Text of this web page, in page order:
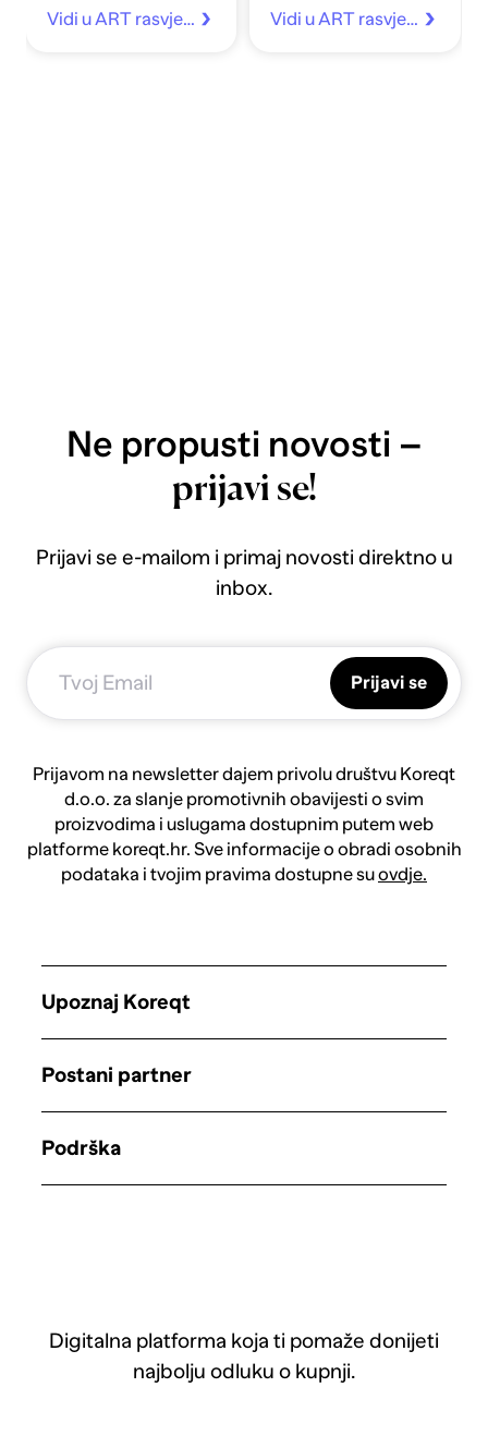
Vidi u ART rasvjeta Vidi u ART rasvjeta
Ne propusti novosti –
prijavi se!
Prijavi se e-mailom i primaj novosti direktno u
inbox.
Prijavi se
Prijavom na newsletter dajem privolu društvu Koreqt
d.o.o. za slanje promotivnih obavijesti o svim
proizvodima i uslugama dostupnim putem web
platforme koreqt.hr. Sve informacije o obradi osobnih
podataka i tvojim pravima dostupne suovdje.
Digitalna platforma koja ti pomaže donijeti
najbolju odluku o kupnji.
Upoznaj Koreqt
Postani partner
Podrška